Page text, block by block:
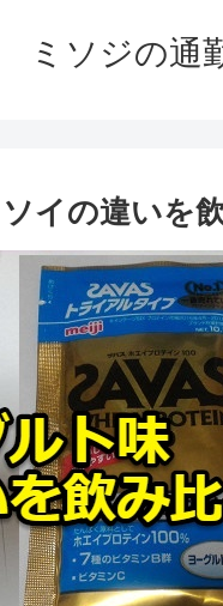
ミソジの通
イの違いを